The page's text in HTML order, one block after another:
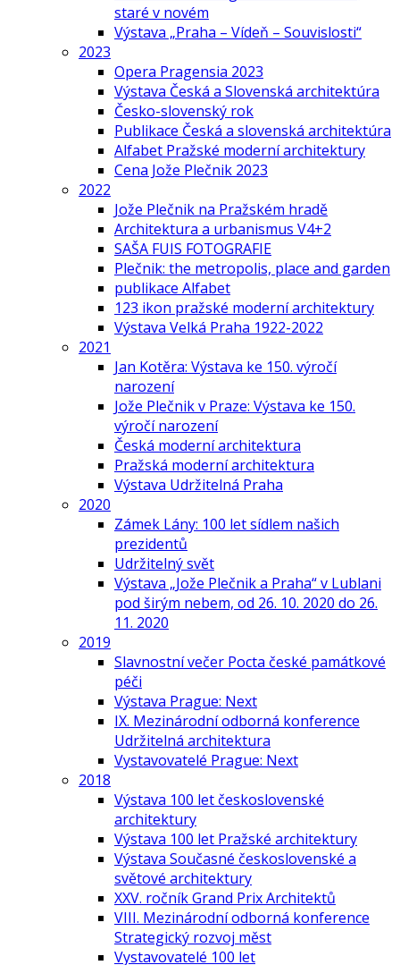
staré v novém
Výstava „Praha – Vídeň – Souvislosti“
2023
Opera Pragensia 2023
Výstava Česká a Slovenská architektúra
Česko-slovenský rok
Publikace Česká a slovenská architektúra
Alfabet Pražské moderní architektury
Cena Jože Plečnik 2023
2022
Jože Plečnik na Pražském hradě
Architektura a urbanismus V4+2
SAŠA FUIS FOTOGRAFIE
Plečnik: the metropolis, place and garden
publikace Alfabet
123 ikon pražské moderní architektury
Výstava Velká Praha 1922-2022
2021
Jan Kotěra: Výstava ke 150. výročí
narození
Jože Plečnik v Praze: Výstava ke 150.
výročí narození
Česká moderní architektura
Pražská moderní architektura
Výstava Udržitelná Praha
2020
Zámek Lány: 100 let sídlem našich
prezidentů
Udržitelný svět
Výstava „Jože Plečnik a Praha“ v Lublani
pod širým nebem, od 26. 10. 2020 do 26.
11. 2020
2019
Slavnostní večer Pocta české památkové
péči
Výstava Prague: Next
IX. Mezinárodní odborná konference
Udržitelná architektura
Vystavovatelé Prague: Next
2018
Výstava 100 let československé
architektury
Výstava 100 let Pražské architektury
Výstava Současné československé a
světové architektury
XXV. ročník Grand Prix Architektů
VIII. Mezinárodní odborná konference
Strategický rozvoj měst
Vystavovatelé 100 let